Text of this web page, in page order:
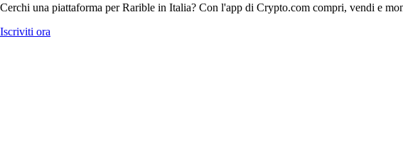
Cerchi una piattaforma per Rarible in Italia? Con l'app di Crypto.com compri, vendi e
Iscriviti ora